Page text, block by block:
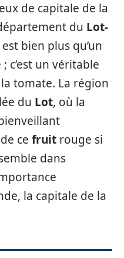
de capitale de la
du Lot-
bien plus qu’un
c’est un véritable
tomate. La région
du Lot, où la
ce fruit rouge si
dans
la capitale de la